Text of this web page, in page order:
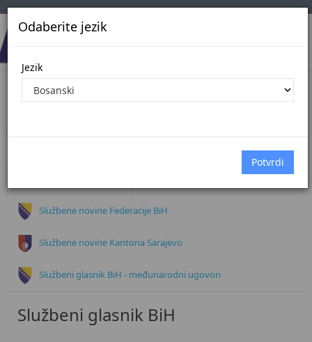
Odaberite jezik
Jezik
Dokumenti
Službene novine Federacije BiH
Službene novine Kantona Sarajevo
Službeni glasnik BiH - međunarodni ugovori
Službeni glasnik BiH